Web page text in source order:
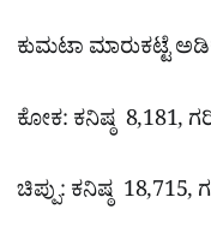
ಕುಮಟಾ ಮಾರುಕಟ್ಟೆ
ಕೋಕ: ಕನಿಷ್ಠ 8,181,
ಚಿಪ್ಪು: ಕನಿಷ್ಠ 18,715,